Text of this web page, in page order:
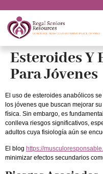
Esteroides Y
Para Jóvenes
El uso de esteroides anabólicos
los jóvenes que buscan mejorar
física. Sin embargo, es
conlleva riesgos significativos,
adultos cuya fisiología aún se
El blog https://
minimizar efectos secundarios